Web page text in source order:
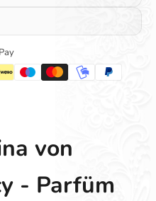
von
- Parfüm